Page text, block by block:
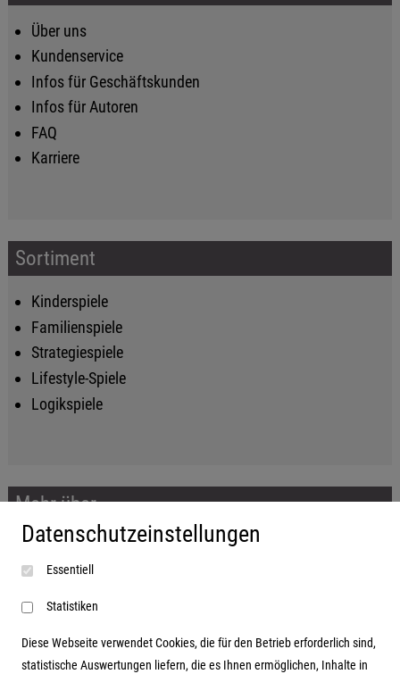
Über uns
Kundenservice
Infos für Geschäftskunden
Infos für Autoren
FAQ
Karriere
Sortiment
Kinderspiele
Familienspiele
Strategiespiele
Lifestyle-Spiele
Logikspiele
Mehr über...
Impressum
AGB
Datenschutzerklärung
Datenschutzeinstellungen
Essentiell
Statistiken
Diese Webseite verwendet Cookies, die für den Betrieb erforderlich sind,
statistische Auswertungen liefern, die es Ihnen ermöglichen, Inhalte in